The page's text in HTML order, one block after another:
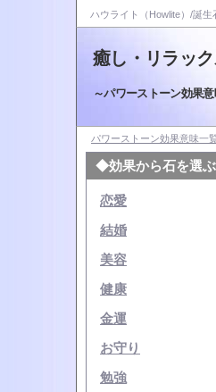
ハウライト（Howlite）/誕生
癒し・リラッ
～パワーストーン効果
パワーストーン効果意味一
◆効果から石を選ぶ
恋愛
結婚
美容
健康
金運
お守り
勉強